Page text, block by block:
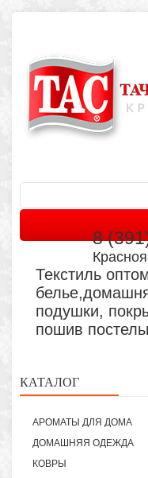
8
Текстиль
подушки,
пошив
КАТАЛОГ
АРОМАТЫ ДЛЯ ДОМА
ДОМАШНЯЯ ОДЕЖДА
КОВРЫ